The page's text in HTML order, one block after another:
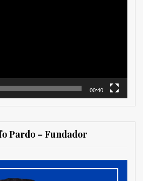
00:40
Pardo – Fundador